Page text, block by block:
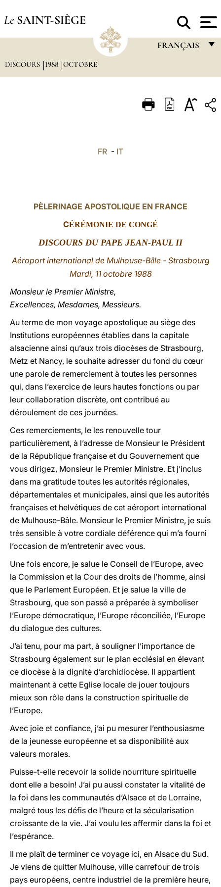
Le SAINT-SIÈGE
FRANÇAIS
ITALIANO
LATINE
DISCOURS 1988 OCTOBRE
FR - IT
PÈLERINAGE APOSTOLIQUE EN FRANCE
CÉRÉMONIE DE CONGÉ
DISCOURS DU PAPE JEAN-PAUL II
Aéroport international de Mulhouse-Bâle - Strasbourg
Mardi, 11 octobre 1988
Monsieur le Premier Ministre,
Excellences, Mesdames, Messieurs.
Au terme de mon voyage apostolique au siège des
Institutions européennes établies dans la capitale
alsacienne ainsi qu’aux trois diocèses de Strasbourg,
Metz et Nancy, le souhaite adresser du fond du cœur
une parole de remerciement à toutes les personnes
qui, dans l’exercice de leurs hautes fonctions ou par
leur collaboration discrète, ont contribué au
déroulement de ces journées.
Ces remerciements, le les renouvelle tour
particulièrement, à l’adresse de Monsieur le Président
de la République française et du Gouvernement que
vous dirigez, Monsieur le Premier Ministre. Et j’inclus
dans ma gratitude toutes les autorités régionales,
départementales et municipales, ainsi que les autorités
françaises et helvétiques de cet aéroport international
de Mulhouse-Bâle. Monsieur le Premier Ministre, je suis
très sensible à votre cordiale déférence qui m’a fourni
l’occasion de m’entretenir avec vous.
Une fois encore, je salue le Conseil de l’Europe, avec
la Commission et la Cour des droits de l’homme, ainsi
que le Parlement Européen. Et je salue la ville de
Strasbourg, que son passé a préparée à symboliser
l’Europe démocratique, l’Europe réconciliée, l’Europe
du dialogue des cultures.
J’ai tenu, pour ma part, à souligner l’importance de
Strasbourg également sur le plan ecclésial en élevant
ce diocèse à la dignité d’archidiocèse. Il appartient
maintenant à cette Eglise locale de jouer toujours
mieux son rôle dans la construction spirituelle de
l’Europe.
Avec joie et confiance, j’ai pu mesurer l’enthousiasme
de la jeunesse européenne et sa disponibilité aux
valeurs morales.
Puisse-t-elle recevoir la solide nourriture spirituelle
dont elle a besoin! J’ai pu aussi constater la vitalité de
la foi dans les communautés d’Alsace et de Lorraine,
malgré tous les défis de l’heure et la sécularisation
croissante de la vie. J’ai voulu les affermir dans la foi et
l’espérance.
Il me plaît de terminer ce voyage ici, en Alsace du Sud.
Je viens de quitter Mulhouse, ville carrefour de trois
pays européens, centre industriel de la première heure,